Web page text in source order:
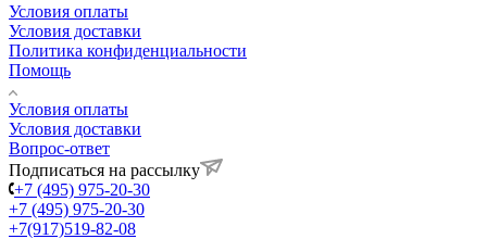
Условия оплаты
Условия доставки
Политика конфиденциальности
Помощь
Условия оплаты
Условия доставки
Вопрос-ответ
Подписаться на рассылку
+7 (495) 975-20-30
+7 (495) 975-20-30
+7(917)519-82-08